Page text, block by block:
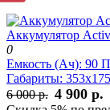
Аккумулятор
0
Емкость (Ач): 90
Габариты:
6 000 р. 4 900 р.